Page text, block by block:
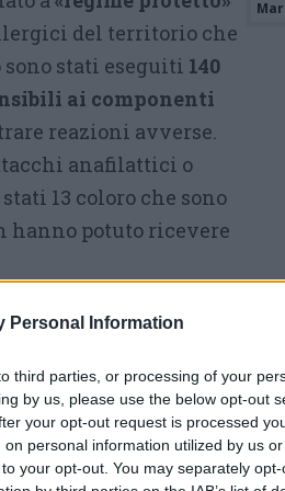
Personal Information
third parties, or processing of your
by us, please use the below opt-out
your opt-out request is processed
personal information utilized by us
your opt-out. You may separately
del territorio che
stati eseguiti 140
ai componenti
reazioni avverse.
anafilattici o
13 coloro che sono
hanno potuto ricevere
rare, sono anche
con alle spalle una
allergici del
è stata seguita
al vaccino, che nel
Le sessioni